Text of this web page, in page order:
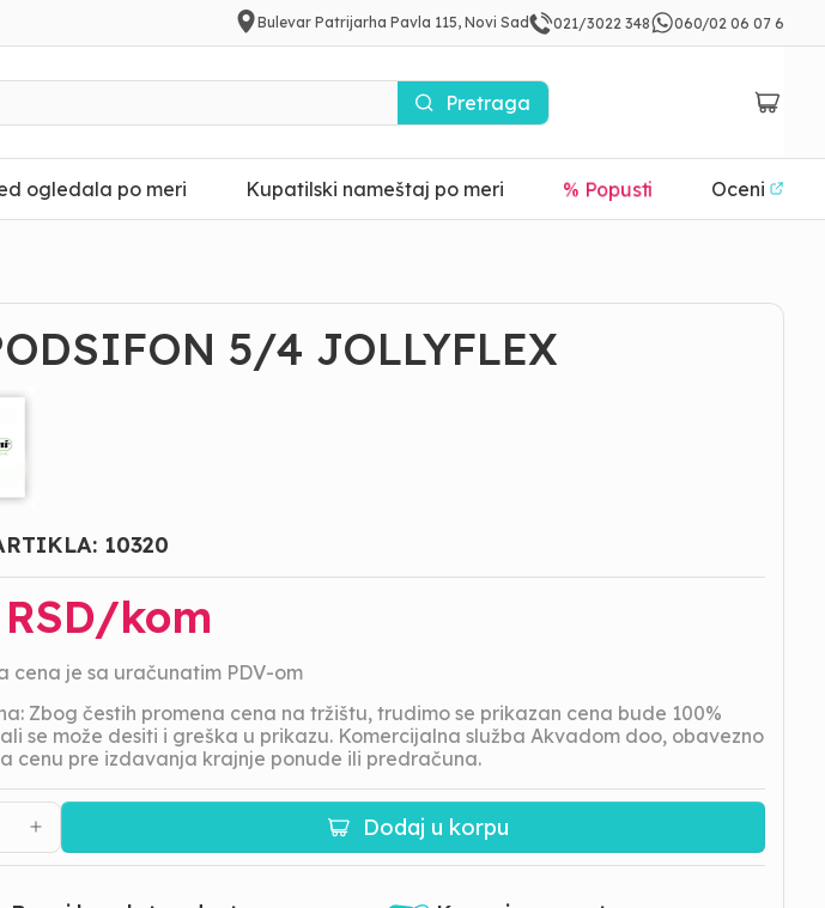
Bulevar Patrijarha Pavla 115, Novi Sad 021/3022 348 060/02 06 07 6
Pretraga
ogledala po meri Kupatilski nameštaj po meri % Popusti Oceni
5/4 JOLLYFLEX
10320
RSD/kom
cena je sa uračunatim PDV-om
Zbog čestih promena cena na tržištu, trudimo se prikazan cena bude 100%
se može desiti i greška u prikazu. Komercijalna služba Akvadom doo, obavezno
cenu pre izdavanja krajnje ponude ili predračuna.
Dodaj u korpu